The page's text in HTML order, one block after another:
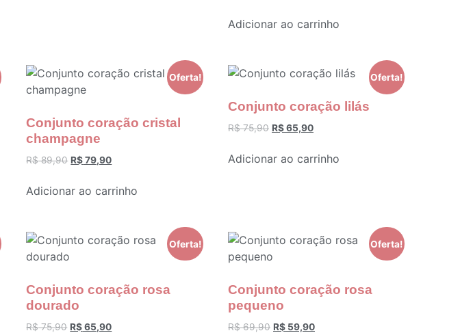
Adicionar ao carrinho
Oferta!
Conjunto coração cristal
champagne
R$89,90 R$79,90
Adicionar ao carrinho
Oferta!
Conjunto coração lilás
R$75,90 R$65,90
Adicionar ao carrinho
Oferta!
Conjunto coração rosa
dourado
R$75,90 R$65,90
Oferta!
Conjunto coração rosa
pequeno
R$69,90 R$ 59,90